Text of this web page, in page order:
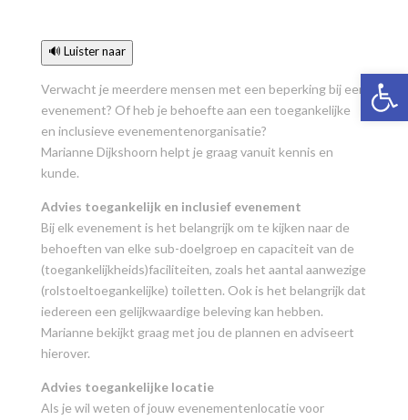
🔊 Luister naar
Verwacht je meerdere mensen met een beperking bij een
evenement? Of heb je behoefte aan een toegankelijke
en inclusieve evenementenorganisatie?
Marianne Dijkshoorn helpt je graag vanuit kennis en
kunde.
Advies toegankelijk en inclusief evenement
Bij elk evenement is het belangrijk om te kijken naar de
behoeften van elke sub-doelgroep en capaciteit van de
(toegankelijkheids)faciliteiten, zoals het aantal aanwezige
(rolstoeltoegankelijke) toiletten. Ook is het belangrijk dat
iedereen een gelijkwaardige beleving kan hebben.
Marianne bekijkt graag met jou de plannen en adviseert
hierover.
Advies toegankelijke locatie
Als je wil weten of jouw evenementenlocatie voor